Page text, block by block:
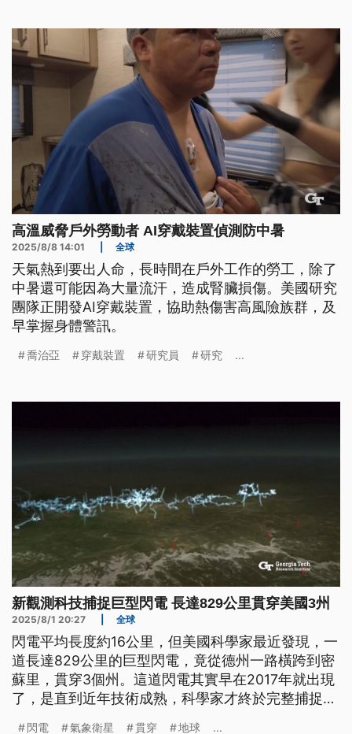
高溫威脅戶外勞動者 AI穿戴裝置偵測防中暑
2025/8/8 14:01 全球
天氣熱到要出人命，長時間在戶外工作的勞工，除了
中暑還可能因為大量流汗，造成腎臟損傷。美國研究
團隊正開發AI穿戴裝置，協助熱傷害高風險族群，及
早掌握身體警訊。
喬治亞 穿戴裝置 研究員 研究 ...
新觀測科技捕捉巨型閃電 長達829公里貫穿美國3州
2025/8/1 20:27 全球
閃電平均長度約16公里，但美國科學家最近發現，一
道長達829公里的巨型閃電，竟從德州一路橫跨到密
蘇里，貫穿3個州。這道閃電其實早在2017年就出現
了，是直到近年技術成熟，科學家才終於完整捕捉到
閃電 氣象衛星 貫穿 地球 ...